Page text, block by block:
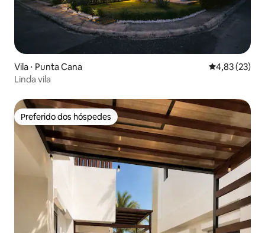
Vila ⋅ Punta Cana 4,83 de uma
4,83 (23)
Linda vila
Preferido dos hóspedes
Preferido dos hóspedes